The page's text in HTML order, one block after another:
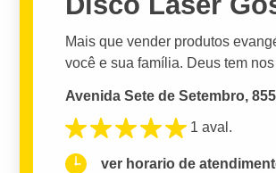
Mais que vender produtos
você e sua família. Deus tem
Avenida Sete de Setembro,
1 aval.
ver horario de